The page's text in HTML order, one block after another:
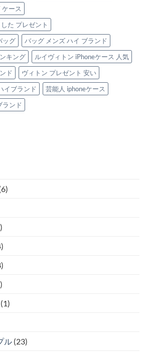
ース
た プレゼント
ッグ
バッグ メンズ ハイ ブランド
キング
ルイヴィトン iPhoneケース 人気
ド
ヴィトン プレゼント 安い
イブランド
芸能人 iphoneケース
ランド
(1)
ル (23)